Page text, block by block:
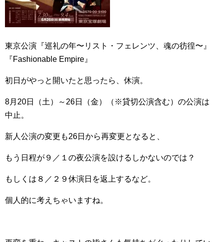
東京公演『巡礼の年〜リスト・フェレンツ、魂の彷徨〜』
『Fashionable Empire』
初日がやっと開いたと思ったら、休演。
8月20日（土）～26日（金）（※貸切公演含む）の公演は
中止。
新人公演の変更も26日から再変更となると、
もう日程が９／１の夜公演を設けるしかないのでは？
もしくは８／２９休演日を返上するなど。
個人的に考えちゃいますね。